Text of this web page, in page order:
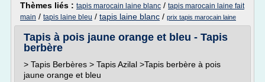
Thèmes liés : tapis marocain laine blanc / tapis marocain laine fait
main / tapis laine bleu / tapis laine blanc / prix tapis marocain laine
Tapis à pois jaune orange et bleu - Tapis
berbère
> Tapis Berbères > Tapis Azilal >Tapis berbère à pois
jaune orange et bleu